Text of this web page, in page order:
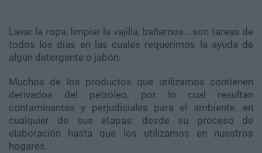
Lavar la ropa, limpiar la vajilla, bañarnos… son tareas de
todos los días en las cuales requerimos la ayuda de
algún detergente o jabón.
Muchos de los productos que utilizamos contienen
derivados del petróleo, por lo cual resultan
contaminantes y perjudiciales para el ambiente, en
cualquier de sus etapas: desde su proceso de
elaboración hasta que los utilizamos en nuestros
hogares.